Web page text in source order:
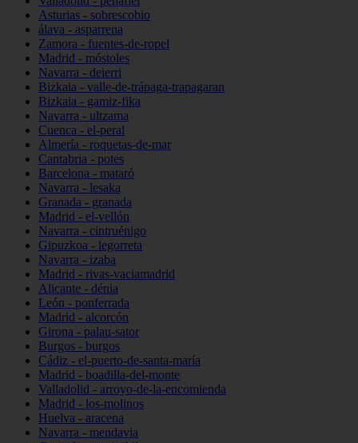
Asturias - sobrescobio
álava - asparrena
Zamora - fuentes-de-ropel
Madrid - móstoles
Navarra - deierri
Bizkaia - valle-de-trápaga-trapagaran
Bizkaia - gamiz-fika
Navarra - ultzama
Cuenca - el-peral
Almería - roquetas-de-mar
Cantabria - potes
Barcelona - mataró
Navarra - lesaka
Granada - granada
Madrid - el-vellón
Navarra - cintruénigo
Gipuzkoa - legorreta
Navarra - izaba
Madrid - rivas-vaciamadrid
Alicante - dénia
León - ponferrada
Madrid - alcorcón
Girona - palau-sator
Burgos - burgos
Cádiz - el-puerto-de-santa-maría
Madrid - boadilla-del-monte
Valladolid - arroyo-de-la-encomienda
Madrid - los-molinos
Huelva - aracena
Navarra - mendavia